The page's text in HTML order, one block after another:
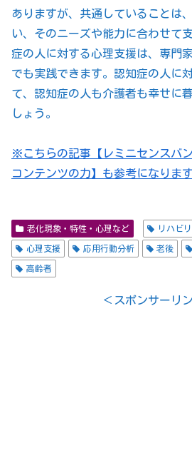
ありますが、共通していることは
い、そのニーズや能力に合わせて
症の人に対する心理支援は、専門
でも実践できます。認知症の人に
て、認知症の人も介護者も幸せに
しょう。
※こちらの記事【レミニセンスバ
コンテンツの力】も参考になります
老化現象・特性・心理など リハビリ
心理支援 応用行動分析 老後
高齢者
＜スポンサーリ